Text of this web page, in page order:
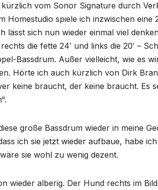
vom Sonor Signature durch
Homestudio spiele ich inzwischen eine
lässt sich nun wieder einmal viel
die fette 24′ und links die 20′ –
Bassdrum. Außer vielleicht, wie es
Hörte ich auch kürzlich von Dirk
keine braucht, der keine braucht. Es
große Bassdrum wieder in meine
ich sie jetzt wieder aufbaue, habe
sie wohl zu wenig dezent.
wieder alberig. Der Hund rechts im